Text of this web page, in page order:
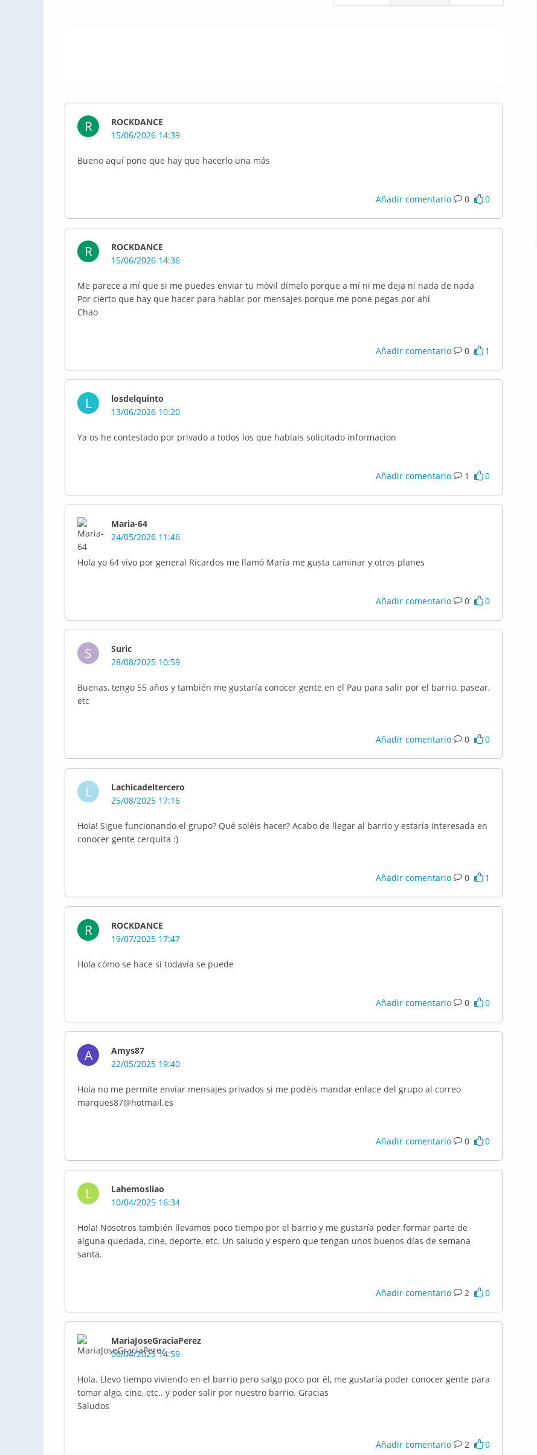
R
ROCKDANCE
15/06/2026 14:39
Bueno aquí pone que hay que hacerlo una más
Añadir comentario 0 0
R
ROCKDANCE
15/06/2026 14:36
Me parece a mí que si me puedes enviar tu móvil dímelo porque a mí ni me deja ni nada de nada
Por cierto que hay que hacer para hablar por mensajes porque me pone pegas por ahí
Chao
Añadir comentario 0 1
L
losdelquinto
13/06/2026 10:20
Ya os he contestado por privado a todos los que habiais solicitado informacion
Añadir comentario 1 0
Maria-64
24/05/2026 11:46
Hola yo 64 vivo por general Ricardos me llamó María me gusta caminar y otros planes
Añadir comentario 0 0
S
Suric
28/08/2025 10:59
Buenas, tengo 55 años y también me gustaría conocer gente en el Pau para salir por el barrio, pasear,
etc
Añadir comentario 0 0
L
Lachicadeltercero
25/08/2025 17:16
Hola! Sigue funcionando el grupo? Qué soléis hacer? Acabo de llegar al barrio y estaría interesada en
conocer gente cerquita :)
Añadir comentario 0 1
R
ROCKDANCE
19/07/2025 17:47
Hola cómo se hace si todavía se puede
Añadir comentario 0 0
A
Amys87
22/05/2025 19:40
Hola no me permite envíar mensajes privados si me podéis mandar enlace del grupo al correo
marques87@hotmail.es
Añadir comentario 0 0
L
Lahemosliao
10/04/2025 16:34
Hola! Nosotros también llevamos poco tiempo por el barrio y me gustaría poder formar parte de
alguna quedada, cine, deporte, etc. Un saludo y espero que tengan unos buenos días de semana
santa.
Añadir comentario 2 0
MariaJoseGraciaPerez
06/04/2025 14:59
Hola. Llevo tiempo viviendo en el barrio pero salgo poco por él, me gustaría poder conocer gente para
tomar algo, cine, etc.. y poder salir por nuestro barrio. Gracias
Saludos
Añadir comentario 2 0